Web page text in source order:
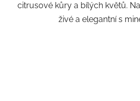
citrusové kůry a bílých květů.
živé a elegantní s